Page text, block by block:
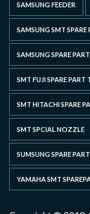
SAMSUNG FEEDER
SAMSUNG SMT
SAMSUNG SPARE
SMT FUJI SPARE PART
SMT HITACHI SPARE
SMT SPCIAL NOZZLE
SUMSUNG SPARE PART
YAMAHA SMT